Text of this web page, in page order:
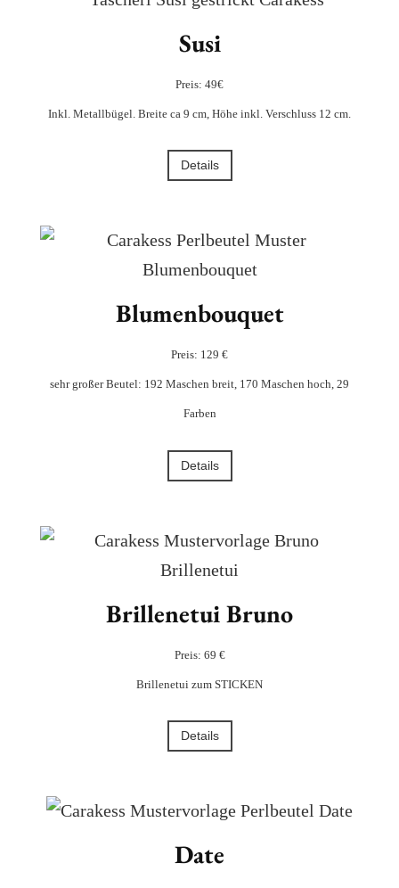
Susi
Preis: 49€
Inkl. Metallbügel. Breite ca 9 cm, Höhe inkl. Verschluss 12 cm.
Details
Blumenbouquet
Preis: 129 €
sehr großer Beutel: 192 Maschen breit, 170 Maschen hoch, 29
Farben
Details
Brillenetui Bruno
Preis: 69 €
Brillenetui zum STICKEN
Details
Date